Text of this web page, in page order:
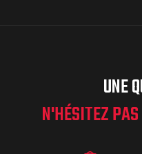
UNE
N'HÉSITEZ